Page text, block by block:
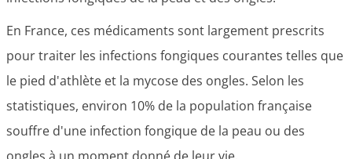
En France, ces médicaments sont largement prescrits
pour traiter les infections fongiques courantes telles que
le pied d'athlète et la mycose des ongles. Selon les
statistiques, environ 10% de la population française
souffre d'une infection fongique de la peau ou des